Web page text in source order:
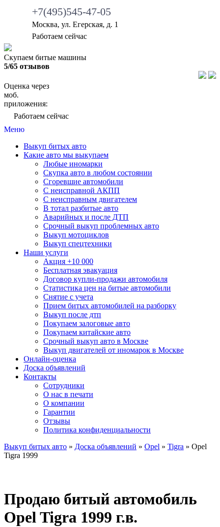
+7(495)545-47-05
Москва, ул. Егерская, д. 1
Работаем сейчас
Скупаем битые машины
5/65 отзывов
Оценка через
моб.
приложения:
Работаем сейчас
Меню
Выкуп битых авто
Какие авто мы выкупаем
Любые иномарки
Скупка авто в любом состоянии
Сгоревшие автомобили
С неисправной АКПП
С неисправным двигателем
В тотал разбитые авто
Аварийных и после ДТП
Срочный выкуп проблемных авто
Выкуп мотоциклов
Выкуп спецтехники
Наши услуги
Акция +10 000
Бесплатная эвакуация
Договор купли-продажи автомобиля
Статистика цен на битые автомобили
Снятие с учета
Прием битых автомобилей на разборку
Выкуп после дтп
Покупаем залоговые авто
Покупаем китайские авто
Срочный выкуп авто в Москве
Выкуп двигателей от иномарок в Москве
Онлайн-оценка
Доска объявлений
Контакты
Сотрудники
О нас в печати
О компании
Гарантии
Отзывы
Политика конфиденциальности
Выкуп битых авто » Доска объявлений » Opel » Tigra » Opel
Tigra 1999
Продаю битый автомобиль
Opel Tigra 1999 г.в.